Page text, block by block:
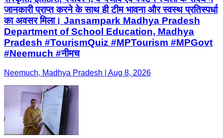
जानकारी प्राप्त करने के साथ ही टीम भावना और स्वस्थ प्रतिस्पर्धा
का अवसर मिला। Jansampark Madhya Pradesh
Department of School Education, Madhya
Pradesh #TourismQuiz #MPTourism #MPGovt
#Neemuch #नीमच
Neemuch, Madhya Pradesh | Aug 8, 2026